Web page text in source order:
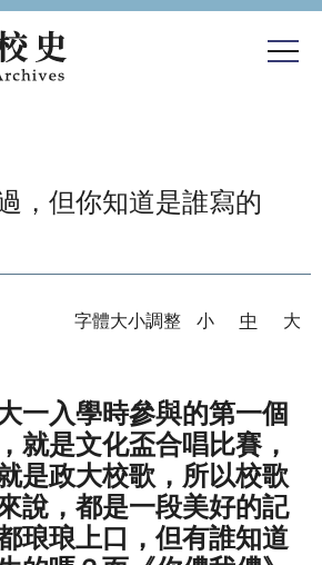
，但你知道是誰寫的
字體大小調整 小 中
大
一入學時參與的第一個
就是文化盃合唱比賽，
是政大校歌，所以校歌
說，都是一段美好的記
琅琅上口，但有誰知道